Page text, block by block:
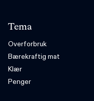
Tema
Overforbruk
Bærekraftig mat
Klær
Penger